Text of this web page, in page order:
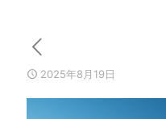
2025年8月19日